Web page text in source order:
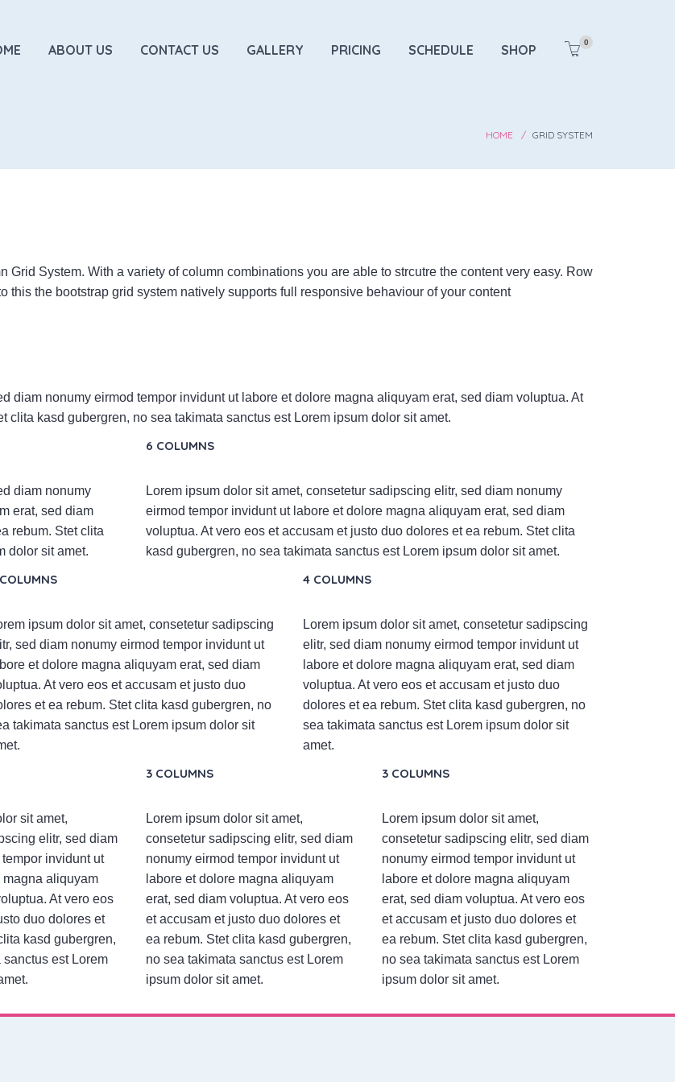
0
ABOUT US CONTACT US GALLERY PRICING SCHEDULE SHOP
HOME GRID SYSTEM
System. With a variety of column combinations you are able to strcutre the content very easy. Row
this the bootstrap grid system natively supports full responsive behaviour of your content
diam nonumy eirmod tempor invidunt ut labore et dolore magna aliquyam erat, sed diam voluptua. At
clita kasd gubergren, no sea takimata sanctus est Lorem ipsum dolor sit amet.
diam nonumy
erat, sed diam
rebum. Stet clita
dolor sit amet.
6 COLUMNS
Lorem ipsum dolor sit amet, consetetur sadipscing elitr, sed diam nonumy
eirmod tempor invidunt ut labore et dolore magna aliquyam erat, sed diam
voluptua. At vero eos et accusam et justo duo dolores et ea rebum. Stet clita
kasd gubergren, no sea takimata sanctus est Lorem ipsum dolor sit amet.
ipsum dolor sit amet, consetetur sadipscing
sed diam nonumy eirmod tempor invidunt ut
et dolore magna aliquyam erat, sed diam
At vero eos et accusam et justo duo
et ea rebum. Stet clita kasd gubergren, no
takimata sanctus est Lorem ipsum dolor sit
4 COLUMNS
Lorem ipsum dolor sit amet, consetetur sadipscing
elitr, sed diam nonumy eirmod tempor invidunt ut
labore et dolore magna aliquyam erat, sed diam
voluptua. At vero eos et accusam et justo duo
dolores et ea rebum. Stet clita kasd gubergren, no
sea takimata sanctus est Lorem ipsum dolor sit
amet.
sit amet,
elitr, sed diam
invidunt ut
magna aliquyam
At vero eos
duo dolores et
kasd gubergren,
est Lorem
3 COLUMNS
Lorem ipsum dolor sit amet,
consetetur sadipscing elitr, sed diam
nonumy eirmod tempor invidunt ut
labore et dolore magna aliquyam
erat, sed diam voluptua. At vero eos
et accusam et justo duo dolores et
ea rebum. Stet clita kasd gubergren,
no sea takimata sanctus est Lorem
ipsum dolor sit amet.
3 COLUMNS
Lorem ipsum dolor sit amet,
consetetur sadipscing elitr, sed diam
nonumy eirmod tempor invidunt ut
labore et dolore magna aliquyam
erat, sed diam voluptua. At vero eos
et accusam et justo duo dolores et
ea rebum. Stet clita kasd gubergren,
no sea takimata sanctus est Lorem
ipsum dolor sit amet.